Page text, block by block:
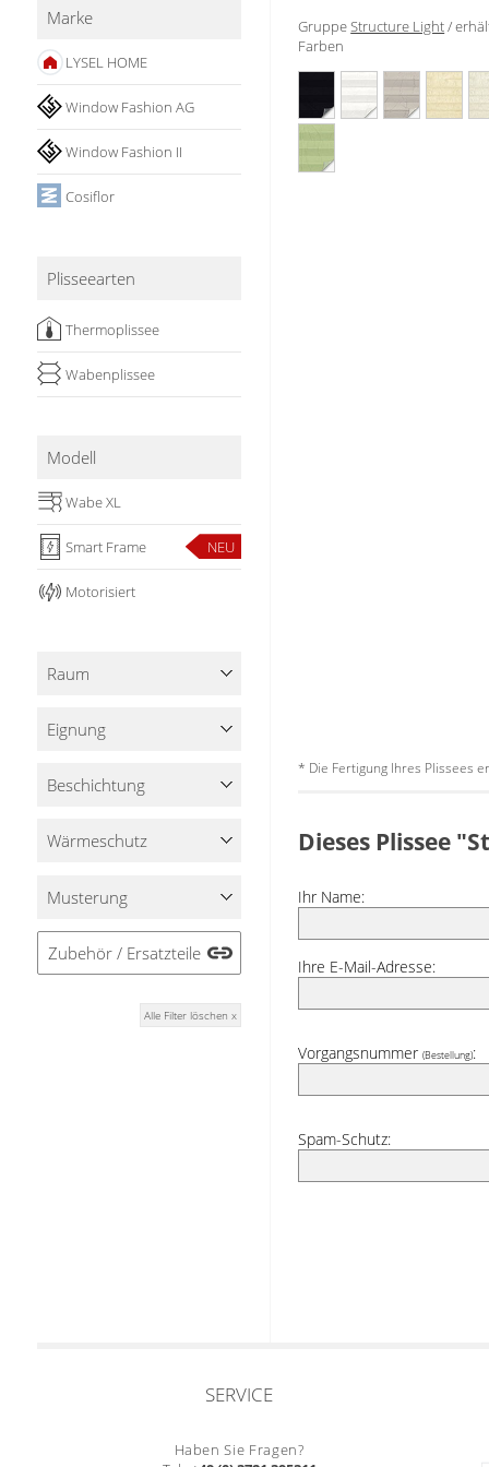
Stoffe
Panneaux
Marke
LYSEL HOME
Window Fashion AG
Window Fashion II
Cosiflor
Plisseearten
Thermoplissee
Wabenplissee
Modell
Wabe XL
Smart Frame NEU
Motorisiert
Raum
Eignung
Beschichtung
Wärmeschutz
Musterung
Zubehör / Ersatzteile
Alle Filter löschen x
GruppeStructure Light/
Farben
* Die Fertigung Ihres Plissees
Dieses Plissee
Ihr Name:
Ihre E-Mail-Adresse:
Vorgangsnummer(Bestellung):
Spam-Schutz:
SERVICE
Haben Sie Fragen?